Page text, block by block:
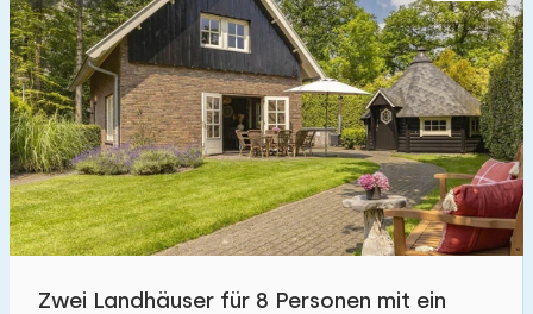
Zwei Landhäuser für 8 Personen mit ein